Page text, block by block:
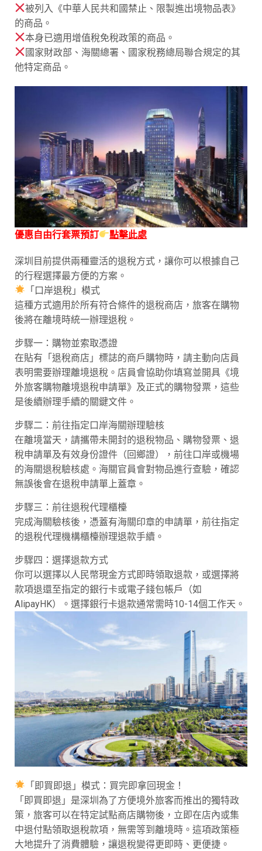
被列入《中華人民共和國禁止、限製進出境物品表》
的商品。
本身已適用增值稅免稅政策的商品。
國家財政部、海關總署、國家稅務總局聯合規定的其
他特定商品。
優惠自由行套票預訂 點擊此處
深圳目前提供兩種靈活的退稅方式，讓你可以根據自己
的行程選擇最方便的方案。
「口岸退稅」模式
這種方式適用於所有符合條件的退稅商店，旅客在購物
後將在離境時統一辦理退稅。
步驟一：購物並索取憑證
在貼有「退稅商店」標誌的商戶購物時，請主動向店員
表明需要辦理離境退稅。店員會協助你填寫並開具《境
外旅客購物離境退稅申請單》及正式的購物發票，這些
是後續辦理手續的關鍵文件。
步驟二：前往指定口岸海關辦理驗核
在離境當天，請攜帶未開封的退稅物品、購物發票、退
稅申請單及有效身份證件（回鄉證），前往口岸或機場
的海關退稅驗核處。海關官員會對物品進行查驗，確認
無誤後會在退稅申請單上蓋章。
步驟三：前往退稅代理櫃檯
完成海關驗核後，憑蓋有海關印章的申請單，前往指定
的退稅代理機構櫃檯辦理退款手續。
步驟四：選擇退款方式
你可以選擇以人民幣現金方式即時領取退款，或選擇將
款項退還至指定的銀行卡或電子錢包帳戶（如
AlipayHK）。選擇銀行卡退款通常需時10-14個工作天。
「即買即退」模式：買完即拿回現金！
「即買即退」是深圳為了方便境外旅客而推出的獨特政
策，旅客可以在特定試點商店購物後，立即在店內或集
中退付點領取退稅款項，無需等到離境時。這項政策極
大地提升了消費體驗，讓退稅變得更即時、更便捷。